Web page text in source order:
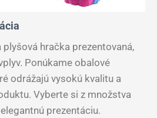
hračka prezentovaná,
Ponúkame obalové
odrážajú vysokú kvalitu a
Vyberte si z množstva
prezentáciu.